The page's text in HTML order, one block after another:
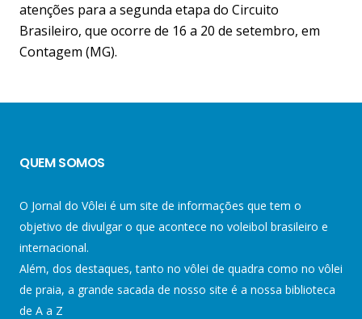
atenções para a segunda etapa do Circuito
Brasileiro, que ocorre de 16 a 20 de setembro, em
Contagem (MG).
QUEM SOMOS
O Jornal do Vôlei é um site de informações que tem o
objetivo de divulgar o que acontece no voleibol brasileiro e
internacional.
Além, dos destaques, tanto no vôlei de quadra como no vôlei
de praia, a grande sacada de nosso site é a nossa biblioteca
de A a Z